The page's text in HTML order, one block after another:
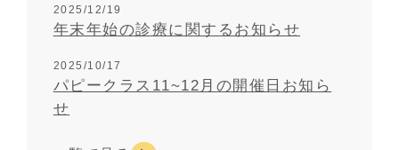
2025/12/19
年末年始の診療に関するお知らせ
2025/10/17
パピークラス11~12月の開催日お知ら
せ